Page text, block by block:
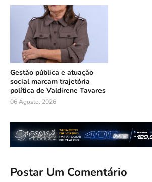
Gestão pública e atuação
social marcam trajetória
política de Valdirene Tavares
06 Agosto, 2026
Postar Um Comentário